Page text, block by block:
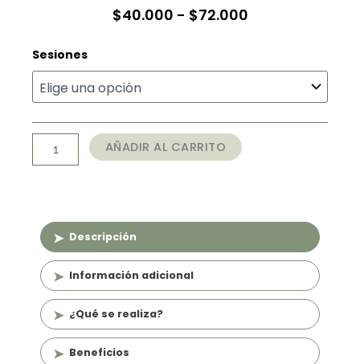
$40.000 - $72.000Rango
$40.000
Sesiones
Hifu
12
Controno
Boca
cantidad
AÑADIR AL CARRITO
Descripción
Información adicional
¿Qué se realiza?
Beneficios